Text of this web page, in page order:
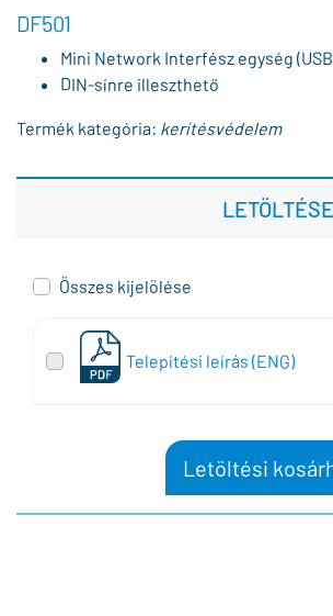
DF501
Mini Network Interfész egység
DIN-sínre illeszthető
Termék kategória: kerítésvédelem
Összes kijelölése
Telepítési leírás (ENG)
Letöltési